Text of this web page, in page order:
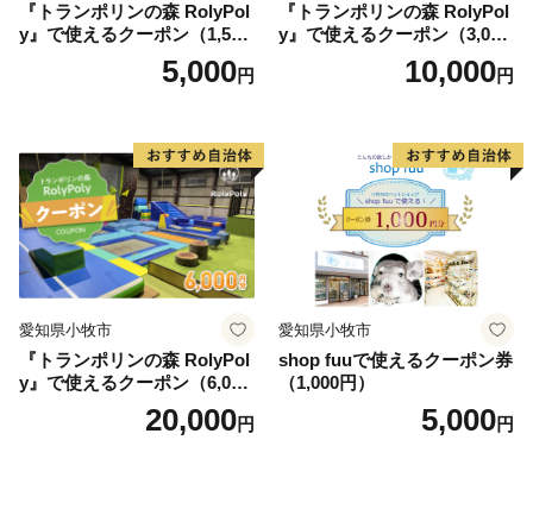
『トランポリンの森 RolyPol
y』で使えるクーポン（1,500
5,000円
『トランポリンの森 RolyPol
y』で使えるクーポン（3,000
10,000円
愛知県小牧市
『トランポリンの森 RolyPol
y』で使えるクーポン（6,000
20,000円
愛知県小牧市
shop fuuで使えるクーポン券
（1,000円）
5,000円